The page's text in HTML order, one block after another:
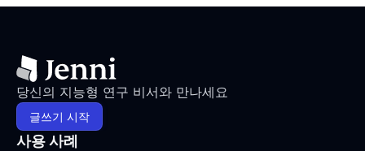
당신의 지능형 연구 비서와 만나세요
글쓰기 시작
사용 사례